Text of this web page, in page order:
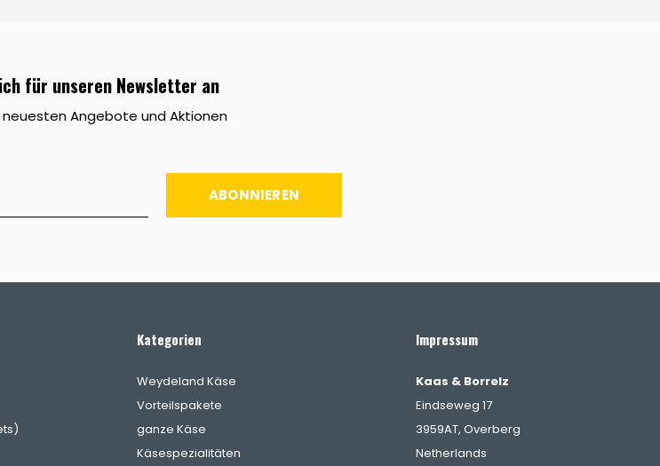
für unseren Newsletter an
neuesten Angebote und Aktionen
ABONNIEREN
Kategorien
Weydeland Käse
Vorteilspakete
ganze Käse
Käsespezialitäten
Impressum
Kaas & Borrelz
Eindseweg 17
3959AT, Overberg
Netherlands